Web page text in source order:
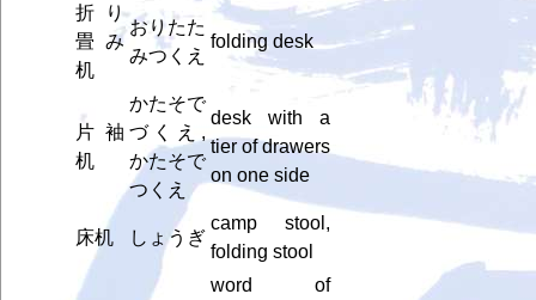
折り
畳み
机
おりたた
みつくえ
folding desk
片袖
机
かたそで
づくえ,
かたそで
つくえ
desk with a
tier of drawers
on one side
床机 しょうぎ
camp stool,
folding stool
word of